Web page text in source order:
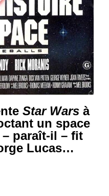
Star Wars à
un space
paraît-il – fit
Lucas…